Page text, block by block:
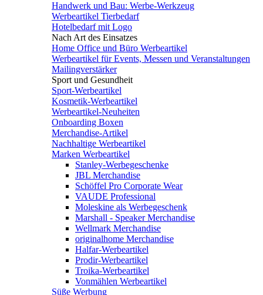
Handwerk und Bau: Werbe-Werkzeug
Werbeartikel Tierbedarf
Hotelbedarf mit Logo
Nach Art des Einsatzes
Home Office und Büro Werbeartikel
Werbeartikel für Events, Messen und Veranstaltungen
Mailingverstärker
Sport und Gesundheit
Sport-Werbeartikel
Kosmetik-Werbeartikel
Werbeartikel-Neuheiten
Onboarding Boxen
Merchandise-Artikel
Nachhaltige Werbeartikel
Marken Werbeartikel
Stanley-Werbegeschenke
JBL Merchandise
Schöffel Pro Corporate Wear
VAUDE Professional
Moleskine als Werbegeschenk
Marshall - Speaker Merchandise
Wellmark Merchandise
originalhome Merchandise
Halfar-Werbeartikel
Prodir-Werbeartikel
Troika-Werbeartikel
Vonmählen Werbeartikel
Süße Werbung